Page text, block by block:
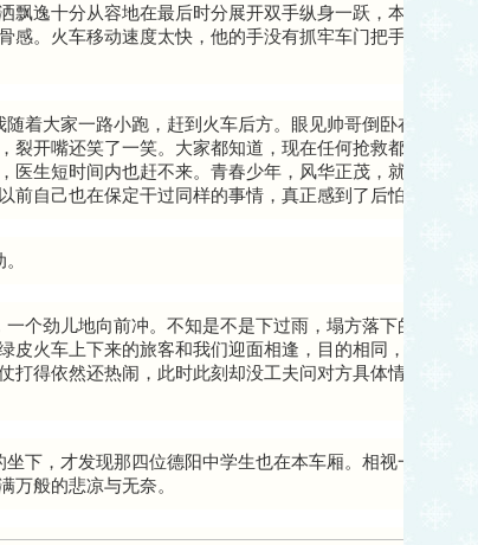
逸十分从容地在最后时分展开双手纵身一跃，本想一定会
。火车移动速度太快，他的手没有抓牢车门把手，就在大
着大家一路小跑，赶到火车后方。眼见帅哥倒卧在铁轨旁，
开嘴还笑了一笑。大家都知道，现在任何抢救都是徒劳。
生短时间内也赶不来。青春少年，风华正茂，就这样在我
自己也在保定干过同样的事情，真正感到了后怕。
个劲儿地向前冲。不知是不是下过雨，塌方落下的那些泥土
火车上下来的旅客和我们迎面相逢，目的相同，目的地相
得依然还热闹，此时此刻却没工夫问对方具体情况，啥也
下，才发现那四位德阳中学生也在本车厢。相视一笑，脸上
万般的悲凉与无奈。